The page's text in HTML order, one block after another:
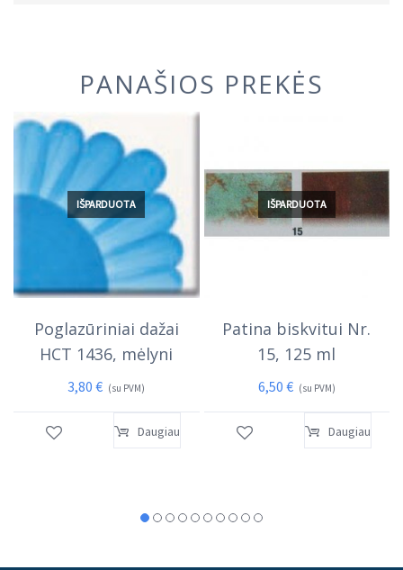
PANAŠIOS PREKĖS
IŠPARDUOTA
Poglazūriniai dažai
HCT 1436, mėlyni
3,80€ (su PVM)
Daugiau
IŠPARDUOTA
Patina biskvitui Nr.
15, 125 ml
6,50 € (su PVM)
Daugiau